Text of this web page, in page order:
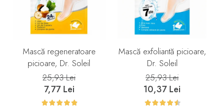
Mască regeneratoare
picioare, Dr. Soleil
25,93 Lei
7,77 Lei
Mască exfoliantă picioare,
Dr. Soleil
25,93 Lei
10,37 Lei